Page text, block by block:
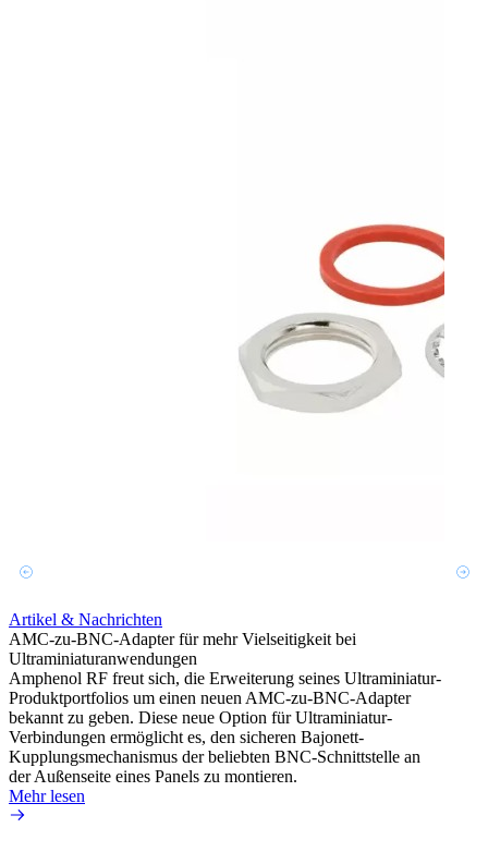
Artikel & Nachrichten
AMC-zu-BNC-Adapter für mehr Vielseitigkeit bei
Ultraminiaturanwendungen
Amphenol RF freut sich, die Erweiterung seines Ultraminiatur-
Produktportfolios um einen neuen AMC-zu-BNC-Adapter
bekannt zu geben. Diese neue Option für Ultraminiatur-
Verbindungen ermöglicht es, den sicheren Bajonett-
Kupplungsmechanismus der beliebten BNC-Schnittstelle an
der Außenseite eines Panels zu montieren.
Mehr lesen